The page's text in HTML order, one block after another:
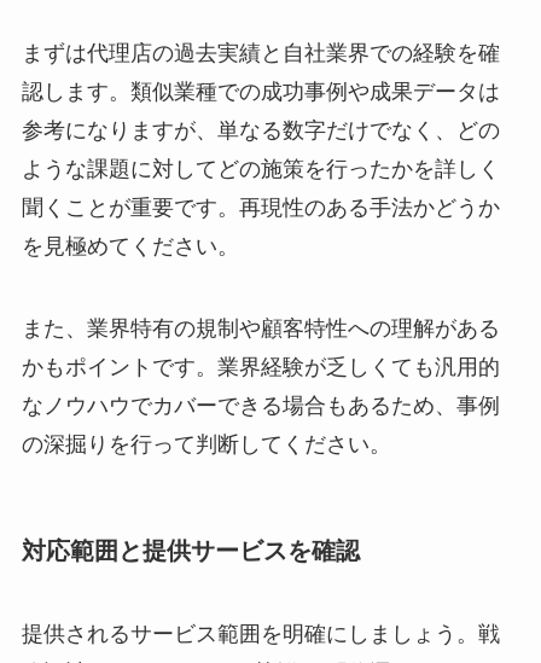
まずは代理店の過去実績と自社業界での経験を確
認します。類似業種での成功事例や成果データは
参考になりますが、単なる数字だけでなく、どの
ような課題に対してどの施策を行ったかを詳しく
聞くことが重要です。再現性のある手法かどうか
を見極めてください。
また、業界特有の規制や顧客特性への理解がある
かもポイントです。業界経験が乏しくても汎用的
なノウハウでカバーできる場合もあるため、事例
の深掘りを行って判断してください。
対応範囲と提供サービスを確認
提供されるサービス範囲を明確にしましょう。戦